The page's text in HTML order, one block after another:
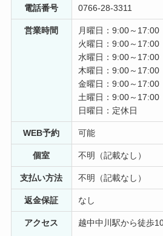
例を挙げて説明してくださいました
歯にこしたことはないと決意を固め
す。 手術後は痛がることもなく、
常通りの食事がとれるようになり
ものも噛みやすいようで、本人も喜
沢田美佐
6 年前
母が60歳を過ぎてから歯がところ
いたので、インプラントをすすめ
ったのですが、丁寧でとても良い
ン4という負担の少ない治療があり
て受けられるとのことで安心しまし
してからはよく食べ、よく笑うよう
ントにして本当に良かったと思い
前より増えて運動もするようになり
電話番号 0766-28-3311
営業時間
月曜日：9:00～17:00
火曜日：9:00～17:00
水曜日：9:00～17:00
木曜日：9:00～17:00
金曜日：9:00～17:00
土曜日：9:00～17:00
日曜日：定休日
WEB予約 可能
個室 不明（記載なし）
支払い方法 不明（記載なし）
返金保証 なし
アクセス 越中中川駅から徒歩